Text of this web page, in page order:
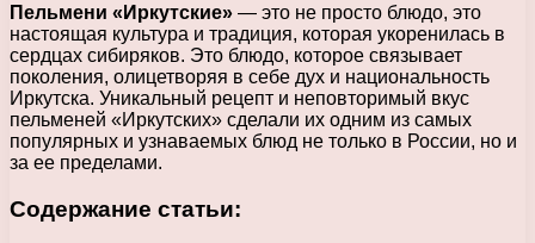
Пельмени «Иркутские» — это не просто блюдо, это
настоящая культура и традиция, которая укоренилась в
сердцах сибиряков. Это блюдо, которое связывает
поколения, олицетворяя в себе дух и национальность
Иркутска. Уникальный рецепт и неповторимый вкус
пельменей «Иркутских» сделали их одним из самых
популярных и узнаваемых блюд не только в России, но и
за ее пределами.
Содержание статьи: